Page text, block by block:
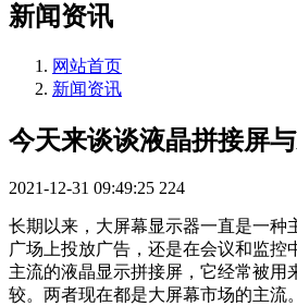
新闻资讯
网站首页
新闻资讯
今天来谈谈液晶拼接屏
2021-12-31 09:49:25 224
长期以来，大屏幕显示器一直是一种
广场上投放广告，还是在会议和监控
主流的液晶显示拼接屏，它经常被用
较。两者现在都是大屏幕市场的主流